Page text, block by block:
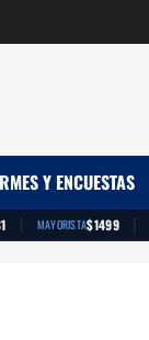
Y ENCUESTAS
| MAYORISTA$1499 |